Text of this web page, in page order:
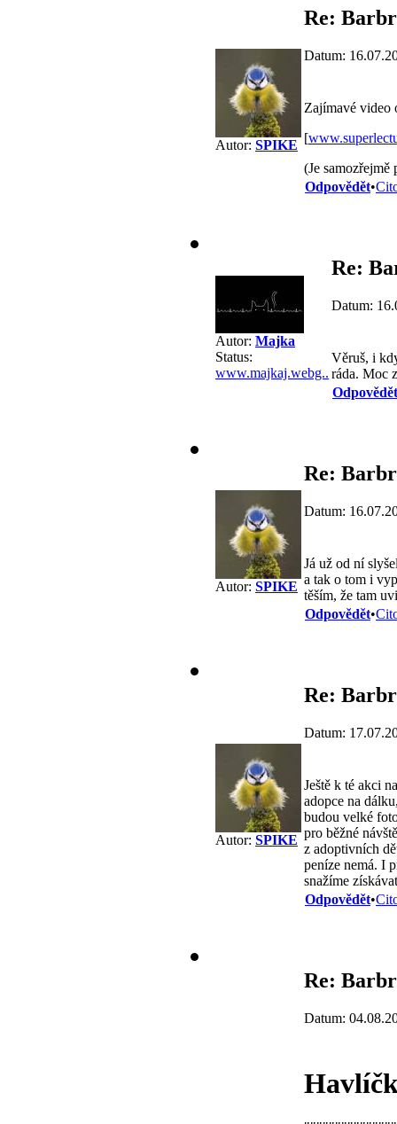
Autor: SPIKE
Re:
Datum:
Zajímavé video
[
(Je samozřejmě
Odpovědět•
Autor: Majka
Status:
www.majkaj.webg..
Re:
Datum:
Věruš, i
ráda. Moc
Odpovědět
Autor: SPIKE
Re:
Datum:
Já už od ní
a tak o tom i
těším, že tam
Odpovědět•
Autor: SPIKE
Re:
Datum:
Ještě k té akci
adopce na
budou velké
pro běžné
z adoptivních
peníze nemá. I
snažíme
Odpovědět•
Re:
Datum: